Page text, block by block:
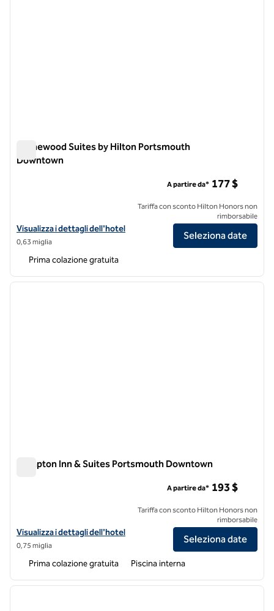
Homewood Suites by Hilton Portsmouth
Downtown
Visualizza i dettagli dell'hotel Homewood Suites by Hilton
Visualizza i dettagli dell'hotel
0,63 miglia
A partire da* 177 $
Tariffa con sconto Hilton Honors non
rimborsabile
Seleziona date
Prima colazione gratuita
1 di 12
Hampton Inn & Suites Portsmouth Downtown
Visualizza i dettagli dell'hotel Hampton Inn & Suites Portsmouth
Visualizza i dettagli dell'hotel
0,75 miglia
A partire da* 193 $
Tariffa con sconto Hilton Honors non
rimborsabile
Seleziona date
Prima colazione gratuita Piscina interna
1 di 12